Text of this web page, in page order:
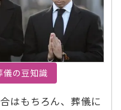
儀の豆知識
はもちろん、葬儀に